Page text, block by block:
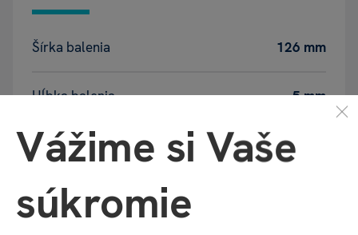
Šírka balenia 126 mm
Hĺbka balenia 5 mm
Výška balenia 210 mm
Váha balenia
Vážime si Vaše
súkromie